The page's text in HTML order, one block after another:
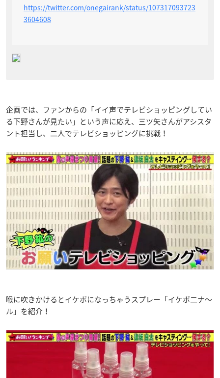
https://twitter.com/onegairank/status/107317093723
3604608
企画では、ファンからの「イイ声でテレビショッピングしてい
る下野さんが見たい」という声に応え、三ツ矢さんがアシスタ
ント担当し、二人でテレビショッピングに挑戦！
喉に吹きかけるとイケボになっちゃうスプレー「イケボ二ナ〜
ル」を紹介！